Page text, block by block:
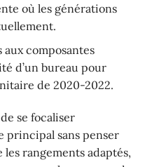
où les générations
composantes
d’un bureau pour
de 2020-2022.
se focaliser
principal sans penser
les rangements adaptés,